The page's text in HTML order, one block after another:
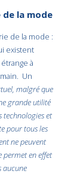
de la mode
de la mode :
existent
à
Un
malgré que
grande utilité
technologies et
pour tous les
ne peuvent
permet en effet
aucune